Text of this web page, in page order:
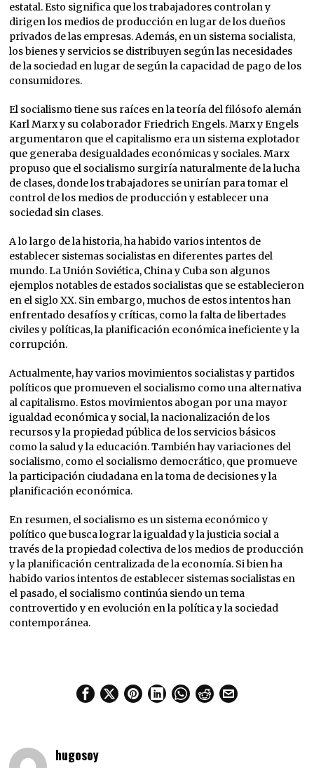
estatal. Esto significa que los trabajadores controlan y
dirigen los medios de producción en lugar de los dueños
privados de las empresas. Además, en un sistema socialista,
los bienes y servicios se distribuyen según las necesidades
de la sociedad en lugar de según la capacidad de pago de los
consumidores.
El socialismo tiene sus raíces en la teoría del filósofo alemán
Karl Marx y su colaborador Friedrich Engels. Marx y Engels
argumentaron que el capitalismo era un sistema explotador
que generaba desigualdades económicas y sociales. Marx
propuso que el socialismo surgiría naturalmente de la lucha
de clases, donde los trabajadores se unirían para tomar el
control de los medios de producción y establecer una
sociedad sin clases.
A lo largo de la historia, ha habido varios intentos de
establecer sistemas socialistas en diferentes partes del
mundo. La Unión Soviética, China y Cuba son algunos
ejemplos notables de estados socialistas que se establecieron
en el siglo XX. Sin embargo, muchos de estos intentos han
enfrentado desafíos y críticas, como la falta de libertades
civiles y políticas, la planificación económica ineficiente y la
corrupción.
Actualmente, hay varios movimientos socialistas y partidos
políticos que promueven el socialismo como una alternativa
al capitalismo. Estos movimientos abogan por una mayor
igualdad económica y social, la nacionalización de los
recursos y la propiedad pública de los servicios básicos
como la salud y la educación. También hay variaciones del
socialismo, como el socialismo democrático, que promueve
la participación ciudadana en la toma de decisiones y la
planificación económica.
En resumen, el socialismo es un sistema económico y
político que busca lograr la igualdad y la justicia social a
través de la propiedad colectiva de los medios de producción
y la planificación centralizada de la economía. Si bien ha
habido varios intentos de establecer sistemas socialistas en
el pasado, el socialismo continúa siendo un tema
controvertido y en evolución en la política y la sociedad
contemporánea.
hugosoy